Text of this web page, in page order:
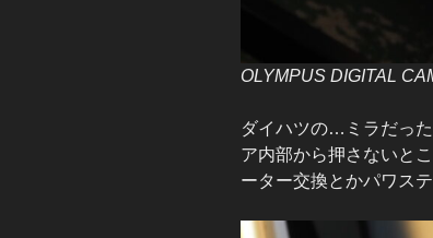
OLYMPUS DIGITAL
ダイハツの…ミラだっ
ア内部から押さないと
ーター交換とかパワス